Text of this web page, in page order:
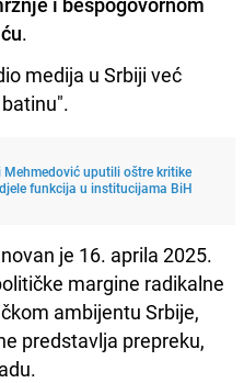
.
medija u Srbiji već
Mehmedović uputili oštre kritike
funkcija u institucijama BiH
je 16. aprila 2025.
margine radikalne
ambijentu Srbije,
predstavlja prepreku,